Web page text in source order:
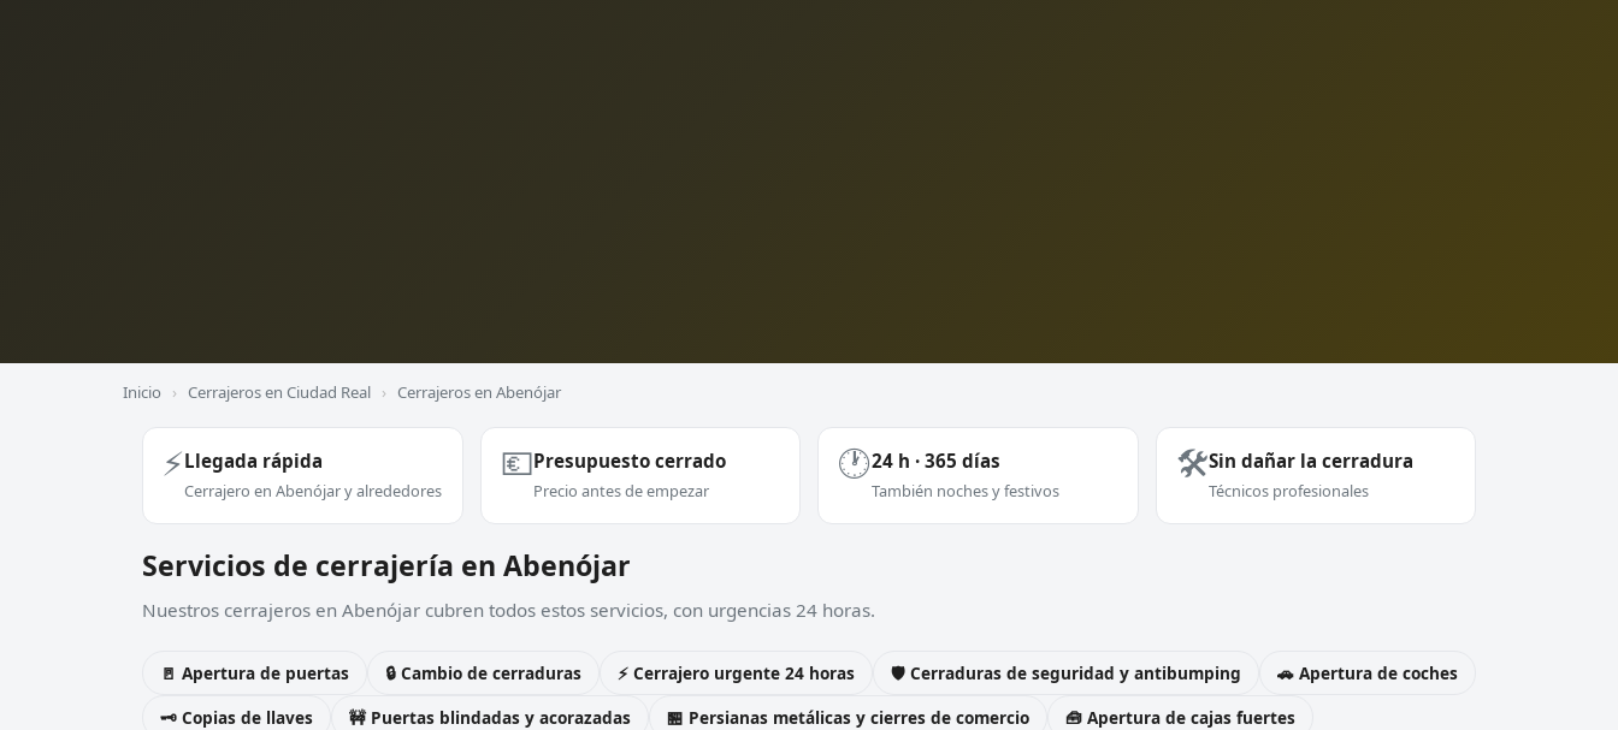
Inicio › Cerrajeros en Ciudad Real › Cerrajeros en Abenójar
⚡Llegada rápida
Cerrajero en Abenójar y alrededores
💶Presupuesto cerrado
Precio antes de empezar
🕐24 h · 365 días
También noches y festivos
🛠️Sin dañar la cerradura
Técnicos profesionales
Servicios de cerrajería en Abenójar
Nuestros cerrajeros en Abenójar cubren todos estos servicios, con urgencias 24 horas.
🚪 Apertura de puertas 🔒 Cambio de cerraduras ⚡ Cerrajero urgente 24 horas 🛡️ Cerraduras de seguridad y antibumping
🚗 Apertura de coches
🗝️ Copias de llaves
🚧 Puertas blindadas y acorazadas 🏪 Persianas metálicas y cierres de comercio
🧰 Apertura de cajas fuertes